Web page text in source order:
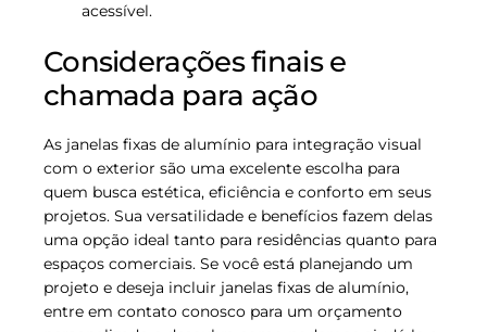
acessível.
Considerações finais e
chamada para ação
As janelas fixas de alumínio para integração visual
com o exterior são uma excelente escolha para
quem busca estética, eficiência e conforto em seus
projetos. Sua versatilidade e benefícios fazem delas
uma opção ideal tanto para residências quanto para
espaços comerciais. Se você está planejando um
projeto e deseja incluir janelas fixas de alumínio,
entre em contato conosco para um orçamento